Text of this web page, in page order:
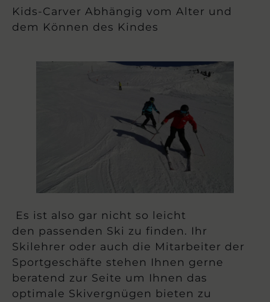
Kids-Carver Abhängig vom Alter und
dem Können des Kindes
Es ist also gar nicht so leicht
den passenden Ski zu finden. Ihr
Skilehrer oder auch die Mitarbeiter der
Sportgeschäfte stehen Ihnen gerne
beratend zur Seite um Ihnen das
optimale Skivergnügen bieten zu